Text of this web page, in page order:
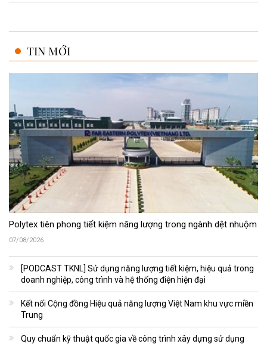
TIN MỚI
Polytex tiên phong tiết kiệm năng lượng trong ngành dệt nhuộm
07/08/2026
[PODCAST TKNL] Sử dụng năng lượng tiết kiệm, hiệu quả trong
doanh nghiệp, công trình và hệ thống điện hiện đại
Kết nối Cộng đồng Hiệu quả năng lượng Việt Nam khu vực miền
Trung
Quy chuẩn kỹ thuật quốc gia về công trình xây dựng sử dụng